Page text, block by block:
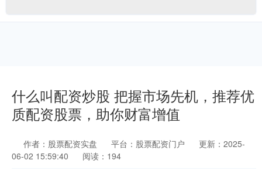
什么叫配资炒股 把握市场先机，推荐优
质配资股票，助你财富增值
作者：股票配资实盘 平台：股票配资门户
更新：2025-
06-02 15:59:40
阅读：194